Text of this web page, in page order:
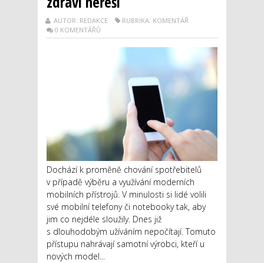
AUTOR: REDAKCE
RUBRIKA: KOMENTÁŘ
0 KOMENTÁŘŮ
Dochází k proměně chování spotřebitelů
v případě výběru a využívání moderních
mobilních přístrojů. V minulosti si lidé volili
své mobilní telefony či notebooky tak, aby
jim co nejdéle sloužily. Dnes již
s dlouhodobým užíváním nepočítají. Tomuto
přístupu nahrávají samotní výrobci, kteří u
nových model...